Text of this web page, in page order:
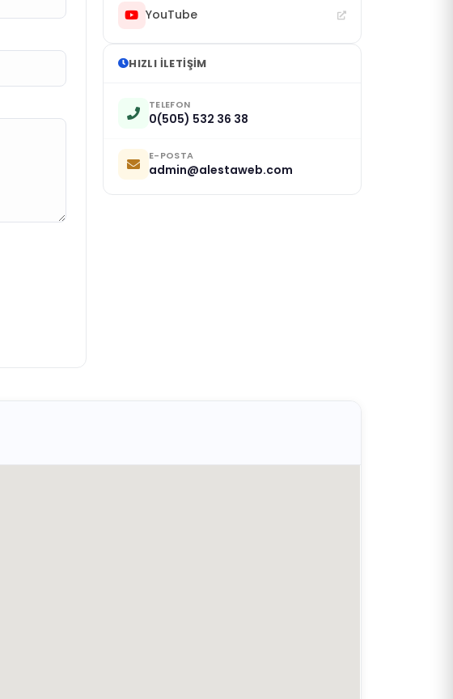
YouTube
HIZLI İLETIŞIM
TELEFON
0(505) 532 36 38
E-POSTA
admin@alestaweb.com